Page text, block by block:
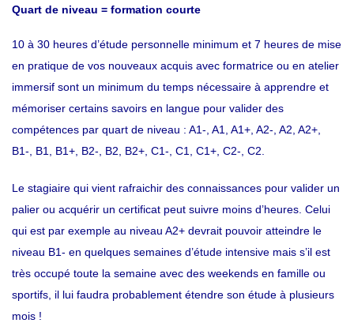
Quart de niveau = formation courte
10 à 30 heures d’étude personnelle minimum et 7 heures de mise
en pratique de vos nouveaux acquis avec formatrice ou en atelier
immersif sont un minimum du temps nécessaire à apprendre et
mémoriser certains savoirs en langue pour valider des
compétences par quart de niveau : A1-, A1, A1+, A2-, A2, A2+,
B1-, B1, B1+, B2-, B2, B2+, C1-, C1, C1+, C2-, C2.
Le stagiaire qui vient rafraichir des connaissances pour valider un
palier ou acquérir un certificat peut suivre moins d’heures. Celui
qui est par exemple au niveau A2+ devrait pouvoir atteindre le
niveau B1- en quelques semaines d’étude intensive mais s’il est
très occupé toute la semaine avec des weekends en famille ou
sportifs, il lui faudra probablement étendre son étude à plusieurs
mois !